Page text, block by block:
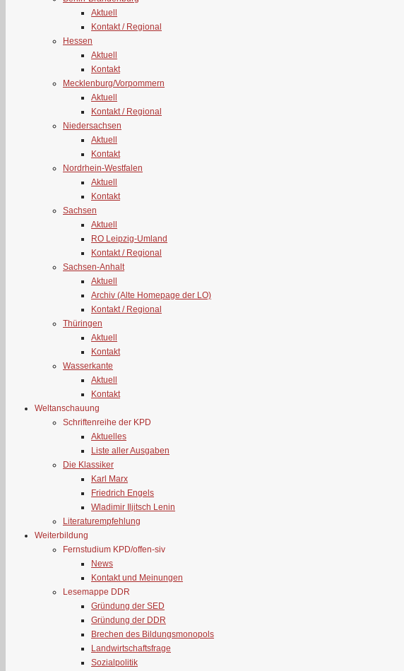
Aktuell
Kontakt / Regional
Hessen
Aktuell
Kontakt
Mecklenburg/Vorpommern
Aktuell
Kontakt / Regional
Niedersachsen
Aktuell
Kontakt
Nordrhein-Westfalen
Aktuell
Kontakt
Sachsen
Aktuell
RO Leipzig-Umland
Kontakt / Regional
Sachsen-Anhalt
Aktuell
Archiv (Alte Homepage der LO)
Kontakt / Regional
Thüringen
Aktuell
Kontakt
Wasserkante
Aktuell
Kontakt
Weltanschauung
Schriftenreihe der KPD
Aktuelles
Liste aller Ausgaben
Die Klassiker
Karl Marx
Friedrich Engels
Wladimir Iljitsch Lenin
Literaturempfehlung
Weiterbildung
Fernstudium KPD/offen-siv
News
Kontakt und Meinungen
Lesemappe DDR
Gründung der SED
Gründung der DDR
Brechen des Bildungsmonopols
Landwirtschaftsfrage
Sozialpolitik